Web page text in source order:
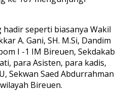
seperti biasanya Wakil
A. Gani, SH. M.Si, Dandim
I -1 IM Bireuen, Sekdakab
para Asisten, para kadis,
Sekwan Saed Abdurrahman
Bireuen.